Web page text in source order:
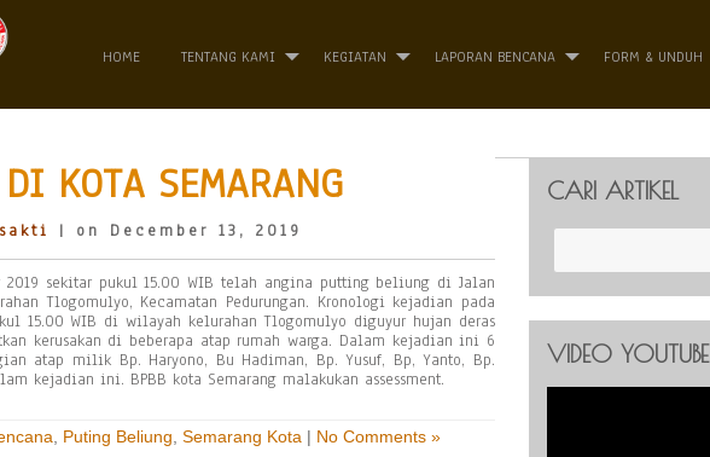
HOME TENTANG KAMI KEGIATAN LAPORAN BENCANA FORM & UNDUH
KOTA SEMARANG
| on December 13, 2019
sekitar pukul 15.00 WIB telah angina putting beliung di Jalan
Tlogomulyo, Kecamatan Pedurungan. Kronologi kejadian pada
15.00 WIB di wilayah kelurahan Tlogomulyo diguyur hujan deras
kerusakan di beberapa atap rumah warga. Dalam kejadian ini 6
atap milik Bp. Haryono, Bu Hadiman, Bp. Yusuf, Bp, Yanto, Bp.
kejadian ini. BPBB kota Semarang malakukan assessment.
Puting Beliung Semarang Kota | No Comments »
CARI ARTIKEL
VIDEO YOUTUBE